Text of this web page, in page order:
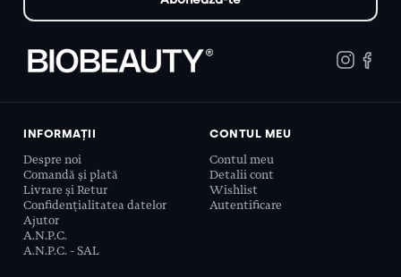
INFORMAȚII
Despre noi
Comandă și plată
Livrare și Retur
Confidențialitatea datelor
Ajutor
A.N.P.C.
A.N.P.C. - SAL
CONTUL MEU
Contul meu
Detalii cont
Wishlist
Autentificare